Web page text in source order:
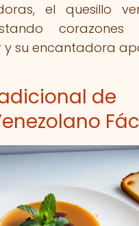
el quesillo
y su encantadora
de